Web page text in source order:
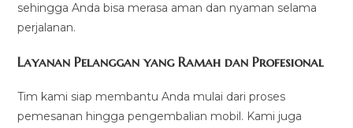
sehingga Anda bisa merasa aman dan nyaman selama
perjalanan.
Layanan Pelanggan yang Ramah dan Profesional
Tim kami siap membantu Anda mulai dari proses
pemesanan hingga pengembalian mobil. Kami juga